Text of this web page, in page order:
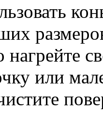
нагрейте
или